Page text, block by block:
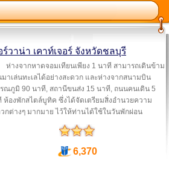
ร์วาน่า เคาท์เจอร์ จังหวัดชลบุรี
ห่างจากหาดจอมเทียนเพียง 1 นาที สามารถเดินข้าม
าเล่นทะเลได้อย่างสะดวก และห่างจากสนามบิน
รณภูมิ 90 นาที, สถานีขนส่ง 15 นาที, ถนนคนเดิน 5
ห้องพักสไตล์บูทิค ซึ่งได้จัดเตรียมสิ่งอำนวยความ
กต่างๆ มากมาย ไว้ให้ท่านได้ใช้ในวันพักผ่อน
6,370